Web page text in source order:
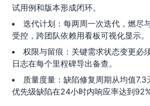
试用例和版本形成闭环。
迭代计划：每两周一次迭代，燃尽
受控，跨团队依赖用看板可视化显示。
权限与留痕：关键需求状态变更必
日志在每个里程碑导出备查。
质量度量：缺陷修复周期从均值7.3
优先级缺陷在24小时内响应率达到92%